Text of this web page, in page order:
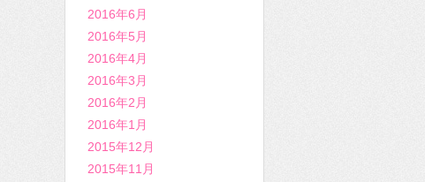
2016年6月
2016年5月
2016年4月
2016年3月
2016年2月
2016年1月
2015年12月
2015年11月